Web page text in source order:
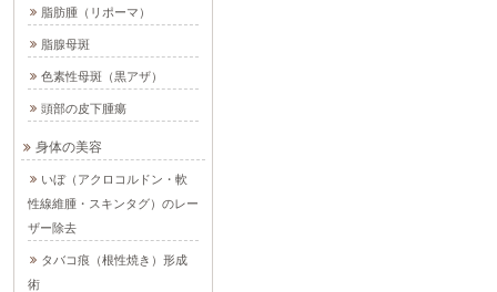
脂肪腫（リポーマ）
脂腺母斑
色素性母斑（黒アザ）
頭部の皮下腫瘍
身体の美容
いぼ（アクロコルドン・軟
性線維腫・スキンタグ）のレー
ザー除去
タバコ痕（根性焼き）形成
術